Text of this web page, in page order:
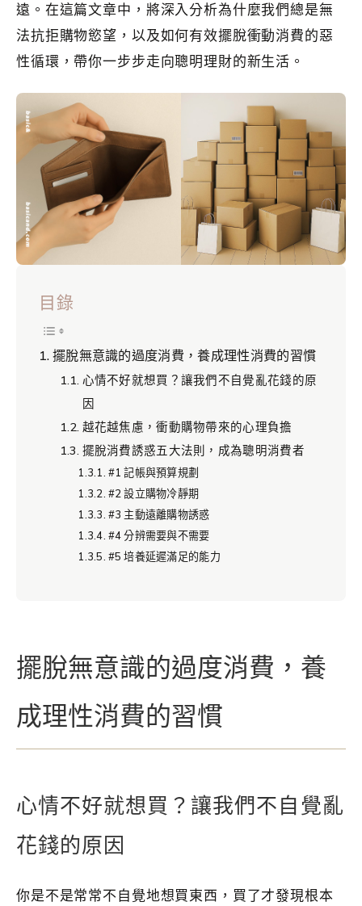
遠。在這篇文章中，將深入分析為什麼我們總是無
法抗拒購物慾望，以及如何有效擺脫衝動消費的惡
性循環，帶你一步步走向聰明理財的新生活。
目錄
擺脫無意識的過度消費，養成理性消費的習慣
心情不好就想買？讓我們不自覺亂花錢的原
因
越花越焦慮，衝動購物帶來的心理負擔
擺脫消費誘惑五大法則，成為聰明消費者
#1 記帳與預算規劃
#2 設立購物冷靜期
#3 主動遠離購物誘惑
#4 分辨需要與不需要
#5 培養延遲滿足的能力
擺脫無意識的過度消費，養
成理性消費的習慣
心情不好就想買？讓我們不自覺亂
花錢的原因
你是不是常常不自覺地想買東西，買了才發現根本